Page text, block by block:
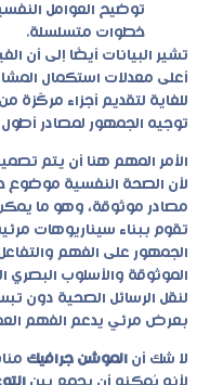
توضيح العوامل
خطوات متسلسلة.
تشير البيانات أيضًا إلى أن
أعلى معدلات استكمال
للغاية لتقديم أجزاء مركّزة
توجيه الجمهور لمصادر أطول
الأمر المهم هنا أن يتم
لأن الصحة النفسية موضوع
مصادر موثوقة، وهو ما
تقوم ببناء سيناريوهات
الجمهور على الفهم
الموثوقة والأسلوب البصري
لنقل الرسائل الصحية دون
بعرض مرئي يدعم الفهم
لا شك أن الموشن جرافيك